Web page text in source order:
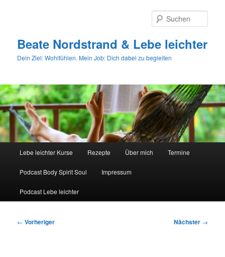
Beate Nordstrand & Lebe leichter
Dein Ziel: Wohlfühlen. Mein Job: Dich dabei zu begleiten
Lebe leichter Kurse Rezepte Über mich Termine
Podcast Body Spirit Soul Impressum
Podcast Lebe leichter
Beitragsnavigation
← Vorheriger Nächster →